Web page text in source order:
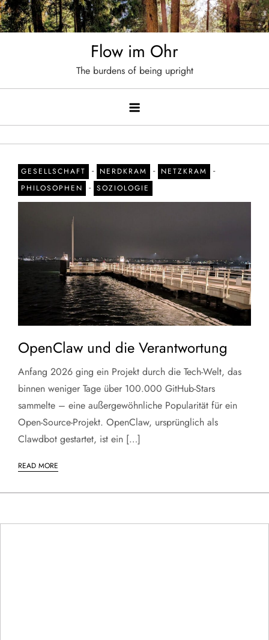
Skip
to
Flow im Ohr
The burdens of being upright
GESELLSCHAFT - NERDKRAM - NETZKRAM -
PHILOSOPHEN - SOZIOLOGIE
OpenClaw und die Verantwortung
Anfang 2026 ging ein Projekt durch die Tech-Welt, das
binnen weniger Tage über 100.000 GitHub-Stars
sammelte – eine außergewöhnliche Popularität für ein
Open-Source-Projekt. OpenClaw, ursprünglich als
Clawdbot gestartet, ist ein […]
READ MORE